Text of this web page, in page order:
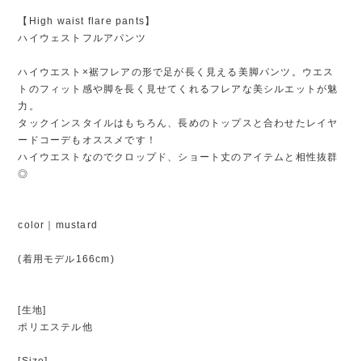
【High waist flare pants】
ハイウェストフルアパンツ
ハイウエスト×裾フレアの形で足が長く見える美脚パンツ。ウエス
トのフィット感や脚を長く見せてくれるフレアな美シルエットが魅
力。
タックインスタイルはもちろん、長めのトップスと合わせたレイヤ
ードコーデもオススメです！
ハイウエストなのでクロップド、ショート丈のアイテムと相性抜群
◎
color｜mustard
(着用モデル166cm)
[生地]
ポリエステル他